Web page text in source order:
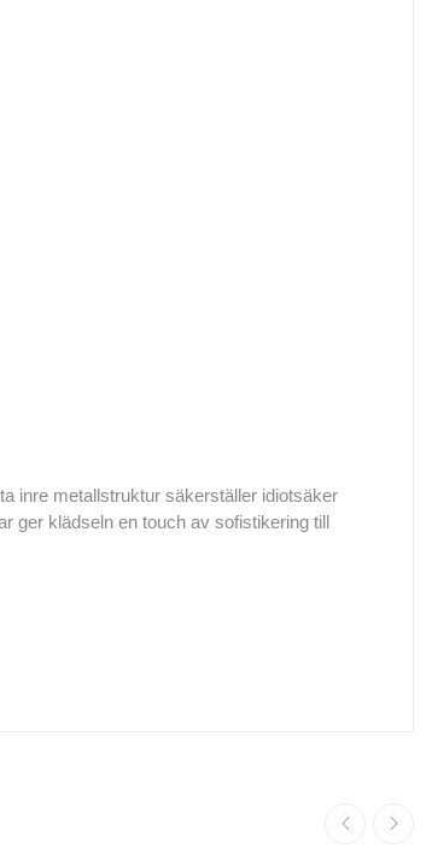
inre metallstruktur säkerställer idiotsäker
ger klädseln en touch av sofistikering till